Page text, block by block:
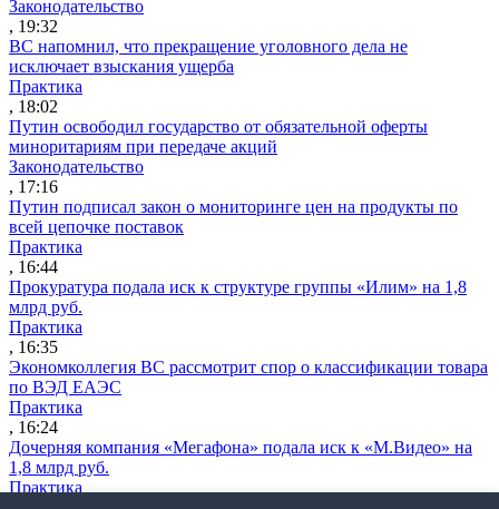
Законодательство
, 19:32
ВС напомнил, что прекращение уголовного дела не
исключает взыскания ущерба
Практика
, 18:02
Путин освободил государство от обязательной оферты
миноритариям при передаче акций
Законодательство
, 17:16
Путин подписал закон о мониторинге цен на продукты по
всей цепочке поставок
Практика
, 16:44
Прокуратура подала иск к структуре группы «Илим» на 1,8
млрд руб.
Практика
, 16:35
Экономколлегия ВС рассмотрит спор о классификации товара
по ВЭД ЕАЭС
Практика
, 16:24
Дочерняя компания «Мегафона» подала иск к «М.Видео» на
1,8 млрд руб.
Практика